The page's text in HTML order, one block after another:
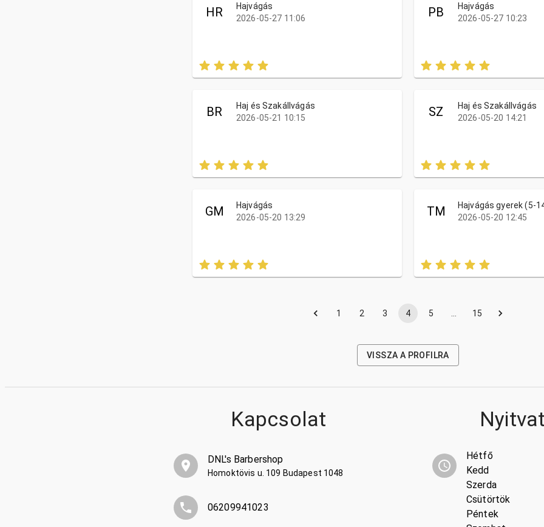
HR
Hajvágás
2026-05-27 11:06
PB
Hajvágás
2026-05-27 10:23
BR
Haj és Szakállvágás
2026-05-21 10:15
SZ
Haj és Szakállvágás
2026-05-20 14:21
GM
Hajvágás
2026-05-20 13:29
TM
Hajvágás gyerek (5-
2026-05-20 12:45
1 2 3 4 5 15
VISSZA A PROFILRA
Kapcsolat
DNL's Barbershop
Homoktövis u. 109 Budapest 1048
06209941023
Hétfő
Kedd
Szerda
Csütörtök
Péntek